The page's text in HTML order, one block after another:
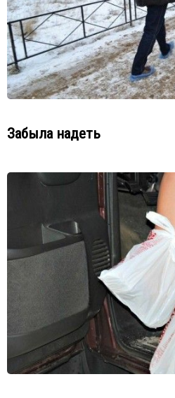
Забыла надеть